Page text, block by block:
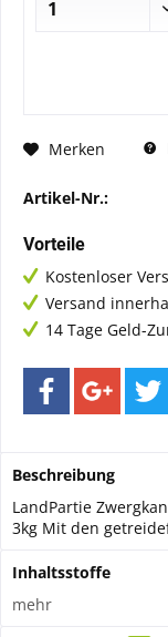
Merken
Artikel-Nr.:
Vorteile
Kostenloser
Versand
14 Tage Geld-
Beschreibung
LandPartie
3kg Mit den
Inhaltsstoffe
mehr